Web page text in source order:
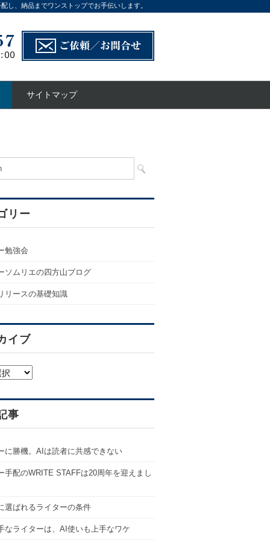
し、納品までワンストップでお手伝いします。
サイトマップ
リー
勉強会
ソムリエの四方山ブログ
リースの基礎知識
イブ
事
に勝機。AIは読者に共感できない
手配のWRITE STAFFは20周年を迎えまし
選ばれるライターの条件
なライターは、AI使いも上手なワケ